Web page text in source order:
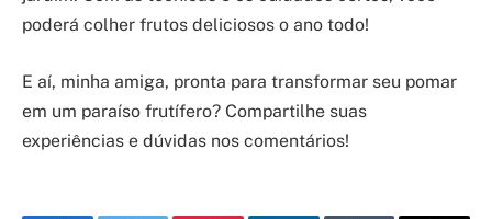
poderá colher frutos deliciosos o ano todo!
E aí, minha amiga, pronta para transformar seu pomar
em um paraíso frutífero? Compartilhe suas
experiências e dúvidas nos comentários!